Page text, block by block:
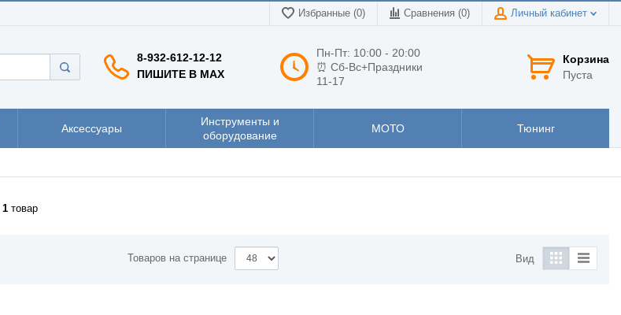
Избранные (0) Сравнения (0) Личный кабинет
8-932-612-12-12
ПИШИТЕ В MAX
Пн-Пт: 10:00 - 20:00
⏰ Сб-Вс+Праздники
11-17
Корзина
Пуста
Аксессуары
Инструменты и
оборудование
МОТО Тюнинг
1 товар
Товаров на странице Вид